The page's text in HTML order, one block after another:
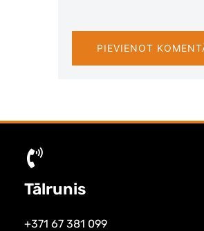
Tālrunis
+371 67 381 099